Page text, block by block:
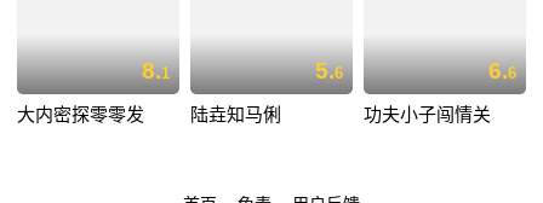
8.1
大内密探零零发
5.6
陆垚知马俐
6.6
功夫小子闯情关